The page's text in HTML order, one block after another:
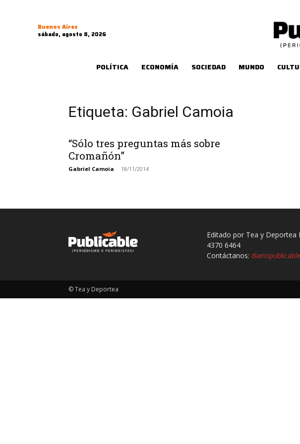
Buenos Aires
sábado, agosto 8, 2026
POLÍTICA ECONOMÍA SOCIEDAD MUNDO
Etiqueta: Gabriel Camoia
“Sólo tres preguntas más sobre
Cromañón”
Gabriel Camoia - 18/11/2014
Editado por Tea y Deportea
4370 6464
Contáctanos:
© Tea y Deportea